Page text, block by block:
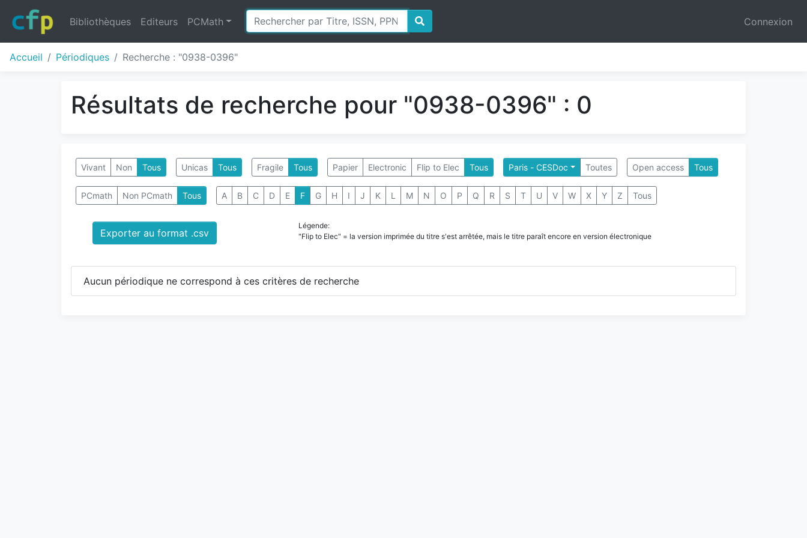
Bibliothèques Editeurs PCMath Connexion
Accueil Périodiques Recherche : "0938-0396"
Résultats de recherche pour "0938-0396" : 0
Vivant Non Tous Unicas Tous Fragile Tous Papier Electronic Flip to Elec Tous Paris - CESDoc Toutes Open access Tous
PCmath Non PCmath Tous A B C D E F G H I J K L M N O P Q R S T U V W X Y Z Tous
Exporter au format .csv
Légende:
"Flip to Elec" = la version imprimée du titre s'est arrêtée, mais le titre paraît encore en version électronique
Aucun périodique ne correspond à ces critères de recherche